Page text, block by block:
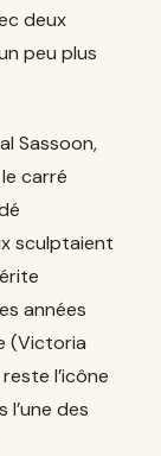
deux
peu plus
Sassoon,
carré
sculptaient
années
(Victoria
l’icône
des